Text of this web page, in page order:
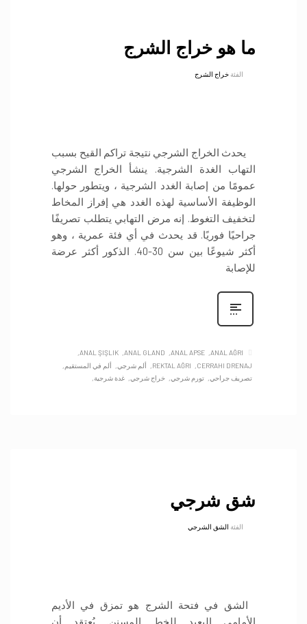
ما هو خراج الشرج
الفئة خراج الشرج
يحدث الخراج الشرجي نتيجة تراكم القيح بسبب
التهاب الغدة الشرجية. ينشأ الخراج الشرجي
عمومًا من إصابة الغدد الشرجية ، ويتطور حولها.
الوظيفة الأساسية لهذه الغدد هي إفراز المخاط
لتخفيف التغوط. إنه مرض التهابي يتطلب تصريفًا
جراحيًا فوريًا. قد يحدث في أي فئة عمرية ، وهو
أكثر شيوعًا بين سن 30-40. الذكور أكثر عرضة
للإصابة
ANAL AĞRI
ANAL APSE
ANAL GLAND
ANAL ŞIŞLIK
CERRAHI DRENAJ
REKTAL AĞRI ألم شرجي
ألم في المستقيم
تصريف جراحي
تورم شرجي خراج شرجي غدة شرجية
شق شرجي
الفئة الشق الشرجي
الشق في فتحة الشرج هو تمزق في الأديم
الأمامي البعيد للخط المسنن. يُعتقد أن